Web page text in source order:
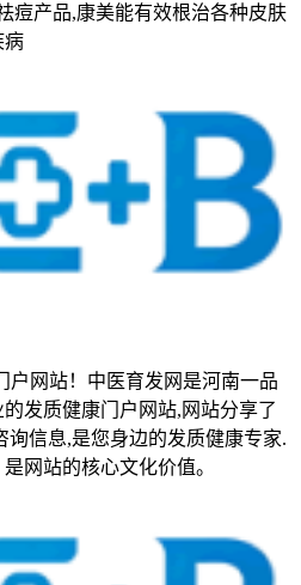
痘产品,康美能有效根治各种皮肤
病
户网站！中医育发网是河南一品
发质健康门户网站,网站分享了
询信息,是您身边的发质健康专家.
网站的核心文化价值。